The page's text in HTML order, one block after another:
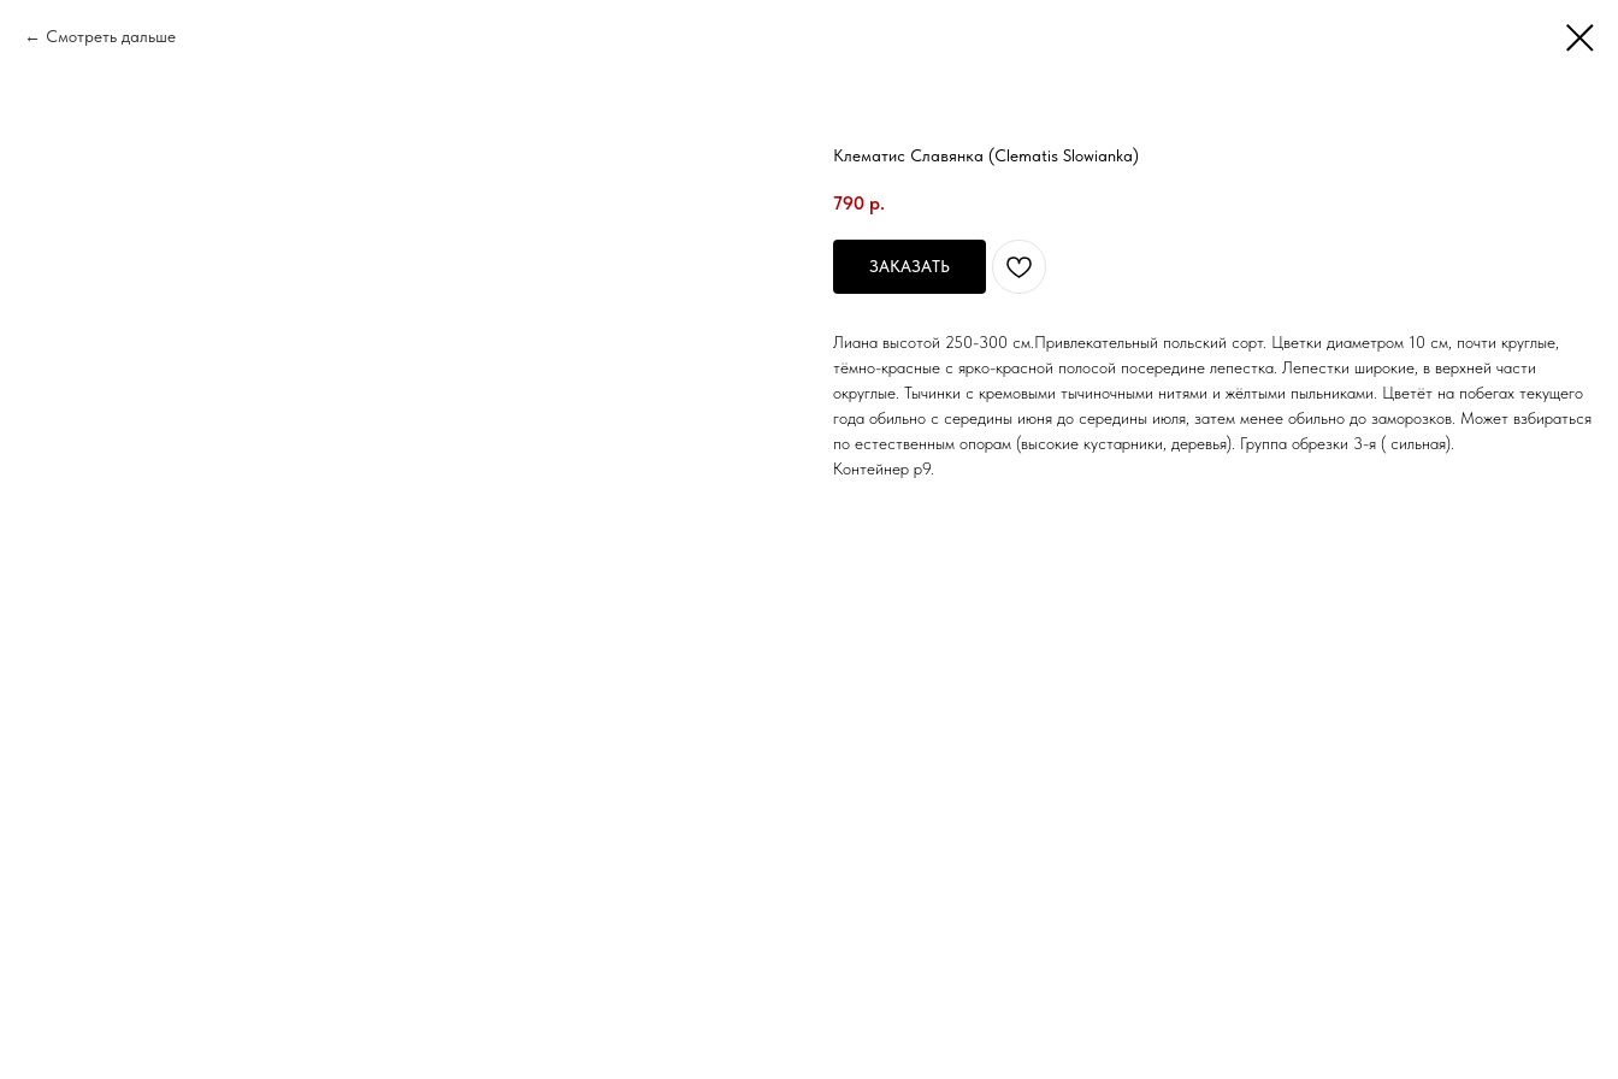
Смотреть дальше
Клематис Славянка (Clematis Slowianka)
790 р.
ЗАКАЗАТЬ
Лиана высотой 250-300 см.Привлекательный польский сорт. Цветки диаметром 10 см, почти круглые,
тёмно-красные с ярко-красной полосой посередине лепестка. Лепестки широкие, в верхней части
округлые. Тычинки с кремовыми тычиночными нитями и жёлтыми пыльниками. Цветёт на побегах текущего
года обильно с середины июня до середины июля, затем менее обильно до заморозков. Может взбираться
по естественным опорам (высокие кустарники, деревья). Группа обрезки 3-я ( сильная).
Контейнер р9.